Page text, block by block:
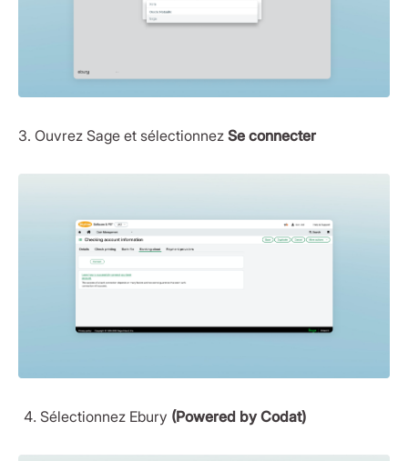
3. Ouvrez Sage et sélectionnez Se connecter
Sélectionnez Ebury (Powered by Codat)